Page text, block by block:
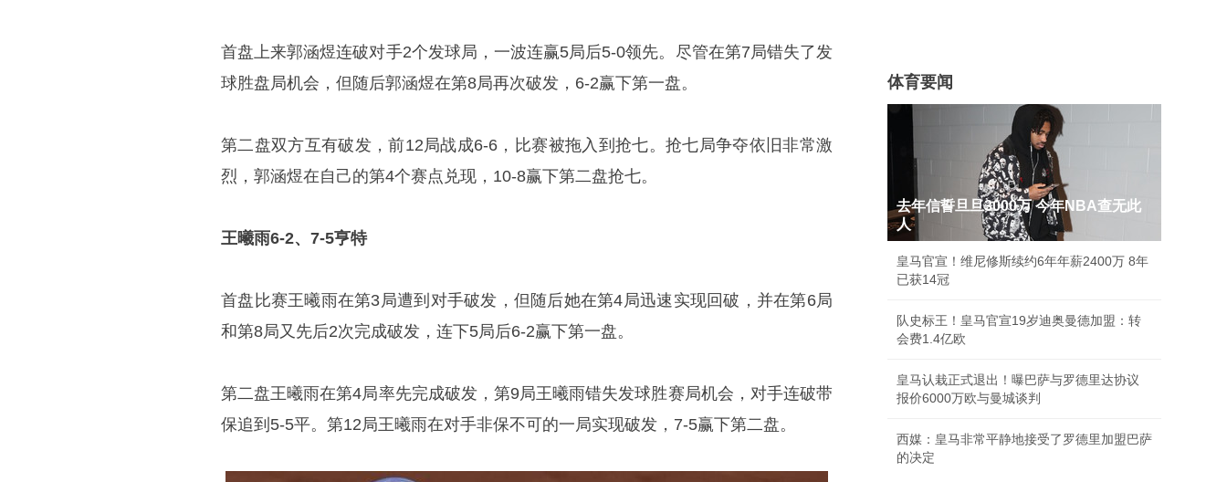
首盘上来郭涵煜连破对手2个发球局，一波连赢5局后5-0领先。尽管在第7局错失了发
球胜盘局机会，但随后郭涵煜在第8局再次破发，6-2赢下第一盘。
第二盘双方互有破发，前12局战成6-6，比赛被拖入到抢七。抢七局争夺依旧非常激
烈，郭涵煜在自己的第4个赛点兑现，10-8赢下第二盘抢七。
王曦雨6-2、7-5亨特
首盘比赛王曦雨在第3局遭到对手破发，但随后她在第4局迅速实现回破，并在第6局
和第8局又先后2次完成破发，连下5局后6-2赢下第一盘。
第二盘王曦雨在第4局率先完成破发，第9局王曦雨错失发球胜赛局机会，对手连破带
保追到5-5平。第12局王曦雨在对手非保不可的一局实现破发，7-5赢下第二盘。
体育要闻
去年信誓旦旦3000万 今年NBA查无此
人
皇马官宣！维尼修斯续约6年年薪2400万 8年
已获14冠
队史标王！皇马官宣19岁迪奥曼德加盟：转
会费1.4亿欧
皇马认栽正式退出！曝巴萨与罗德里达协议
报价6000万欧与曼城谈判
西媒：皇马非常平静地接受了罗德里加盟巴萨
的决定